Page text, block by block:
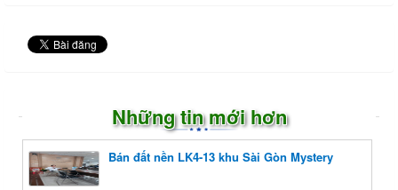
Những tin mới hơn
Bán đất nền LK4-13 khu Sài Gòn Mystery